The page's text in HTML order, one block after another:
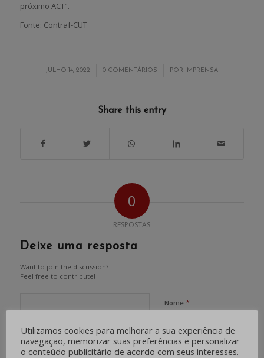
próximo ACT”.
Fonte: Contraf-CUT
JULHO 14, 2022
/ 0 COMENTÁRIOS
/ POR IMPRENSA
Share this entry
0
RESPOSTAS
Deixe uma resposta
Want to join the discussion?
Feel free to contribute!
Nome *
E-mail*
Utilizamos cookies para melhorar a sua experiência de
navegação, memorizar suas preferências e personalizar
o conteúdo publicitário de acordo com seus interesses.